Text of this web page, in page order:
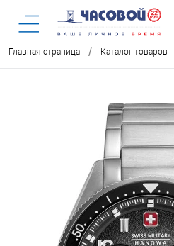
Главная страница / Каталог товаров